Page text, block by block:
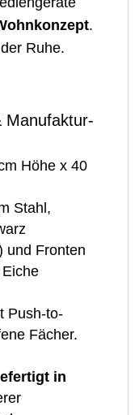
.
Ruhe.
Manufaktur-
Höhe x 40
Stahl,
und Fronten
Push-to-
Fächer.
in